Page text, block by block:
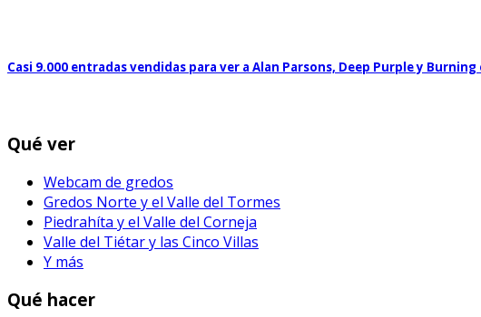
Casi 9.000 entradas vendidas para ver a Alan Parsons, Deep Purple y Burning
Qué ver
Webcam de gredos
Gredos Norte y el Valle del Tormes
Piedrahíta y el Valle del Corneja
Valle del Tiétar y las Cinco Villas
Y más
Qué hacer